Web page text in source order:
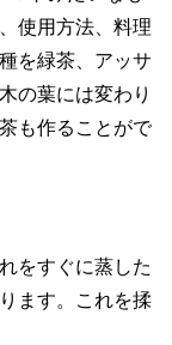
使用方法、料理
を緑茶、アッサ
の葉には変わり
も作ることがで
をすぐに蒸した
ます。これを揉